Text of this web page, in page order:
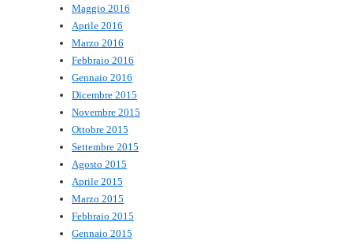
Maggio 2016
Aprile 2016
Marzo 2016
Febbraio 2016
Gennaio 2016
Dicembre 2015
Novembre 2015
Ottobre 2015
Settembre 2015
Agosto 2015
Aprile 2015
Marzo 2015
Febbraio 2015
Gennaio 2015